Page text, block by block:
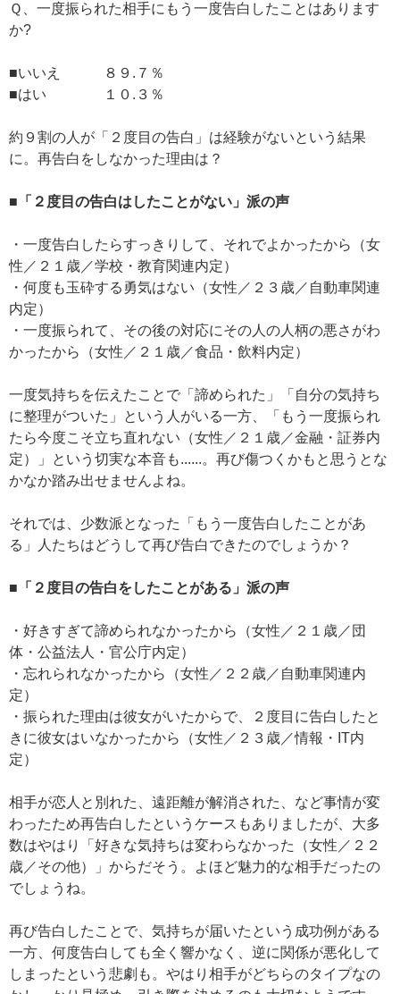
Ｑ、一度振られた相手にもう一度告白したことはあります
か?
■いいえ ８９.７％
■はい １０.３％
約９割の人が「２度目の告白」は経験がないという結果
に。再告白をしなかった理由は？
■「２度目の告白はしたことがない」派の声
・一度告白したらすっきりして、それでよかったから（女
性／２１歳／学校・教育関連内定）
・何度も玉砕する勇気はない（女性／２３歳／自動車関連
内定）
・一度振られて、その後の対応にその人の人柄の悪さがわ
かったから（女性／２１歳／食品・飲料内定）
一度気持ちを伝えたことで「諦められた」「自分の気持ち
に整理がついた」という人がいる一方、「もう一度振られ
たら今度こそ立ち直れない（女性／２１歳／金融・証券内
定）」という切実な本音も......。再び傷つくかもと思うとな
かなか踏み出せませんよね。
それでは、少数派となった「もう一度告白したことがあ
る」人たちはどうして再び告白できたのでしょうか？
■「２度目の告白をしたことがある」派の声
・好きすぎて諦められなかったから（女性／２１歳／団
体・公益法人・官公庁内定）
・忘れられなかったから（女性／２２歳／自動車関連内
定）
・振られた理由は彼女がいたからで、２度目に告白したと
きに彼女はいなかったから（女性／２３歳／情報・IT内
定）
相手が恋人と別れた、遠距離が解消された、など事情が変
わったため再告白したというケースもありましたが、大多
数はやはり「好きな気持ちは変わらなかった（女性／２２
歳／その他）」からだそう。よほど魅力的な相手だったの
でしょうね。
再び告白したことで、気持ちが届いたという成功例がある
一方、何度告白しても全く響かなく、逆に関係が悪化して
しまったという悲劇も。やはり相手がどちらのタイプなの